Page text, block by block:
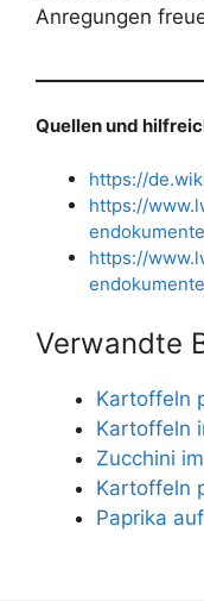
Anregungen
Quellen und
https://
https://
https://
Verwandte
Kartoffeln
Kartoffeln
Zucchini
Kartoffeln
Paprika